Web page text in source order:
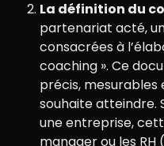
La définition du
partenariat acté,
consacrées à
coaching ». Ce
précis,
souhaite atteindre.
une entreprise,
manager ou les